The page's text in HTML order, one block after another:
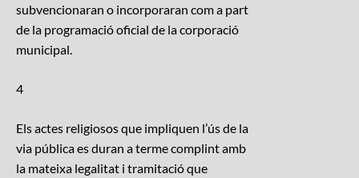
subvencionaran o incorporaran com a part
de la programació oficial de la corporació
municipal.
4
Els actes religiosos que impliquen l’ús de la
via pública es duran a terme complint amb
la mateixa legalitat i tramitació que